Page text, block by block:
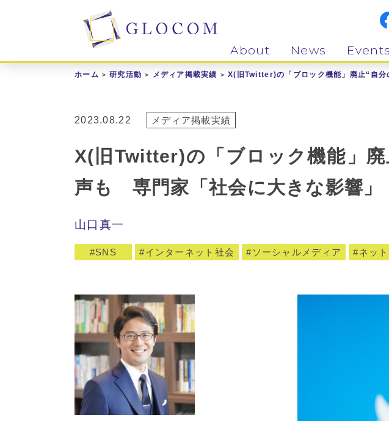
About News Events
ホーム 研究活動 メディア掲載実績 X(旧Twitter)の「ブロック機能」廃止“自
2023.08.22 メディア掲載実績
X(旧Twitter)の「ブロック機能」
声も 専門家「社会に大きな影響」
山口真一
SNS インターネット社会 ソーシャルメディア ネッ